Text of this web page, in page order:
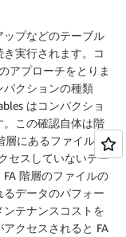
ップなどのテーブル
実行されます。コ
アプローチをとりま
クションの種類
はコンパクショ
。この確認自体は階
層にあるファイルの
セスしていないデー
階層のファイルの
データのパフォー
テナンスコストを
クセスされると FA